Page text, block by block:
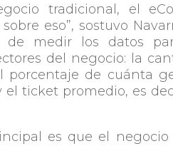
tradicional, el
eso”, sostuvo
de medir los datos
del negocio: la
porcentaje de cuánta
ticket promedio, es
es que el